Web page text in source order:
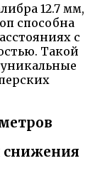
12.7 мм,
способна
с
Такой
снижения